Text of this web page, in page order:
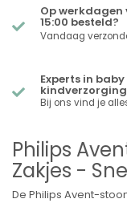
Op werkdagen
15:00 besteld?
Vandaag
Experts in baby
kindverzorging
Bij ons vind je
Philips
Zakjes -
De Philips Avent-